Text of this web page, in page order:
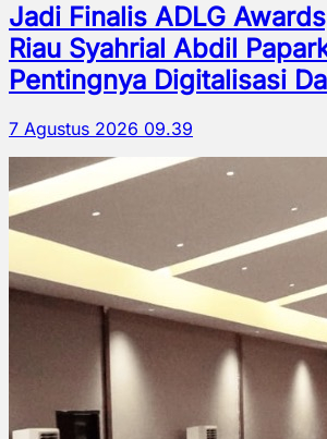
Jadi Finalis ADLG
Riau Syahrial Abdil
Pentingnya Digitalisasi
7 Agustus 2026 09.39